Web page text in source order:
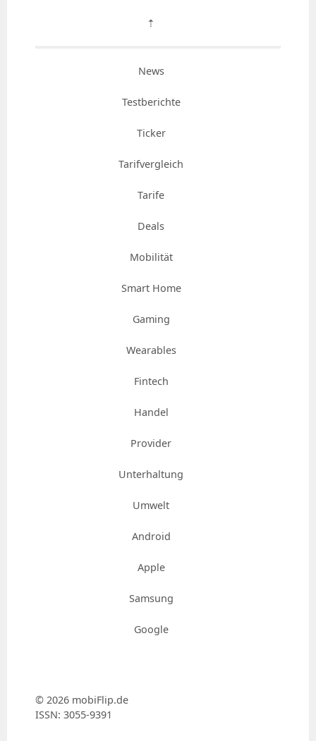
⇡
News
Testberichte
Ticker
Tarifvergleich
Tarife
Deals
Mobilität
Smart Home
Gaming
Wearables
Fintech
Handel
Provider
Unterhaltung
Umwelt
Android
Apple
Samsung
Google
© 2026 mobiFlip.de
ISSN: 3055-9391